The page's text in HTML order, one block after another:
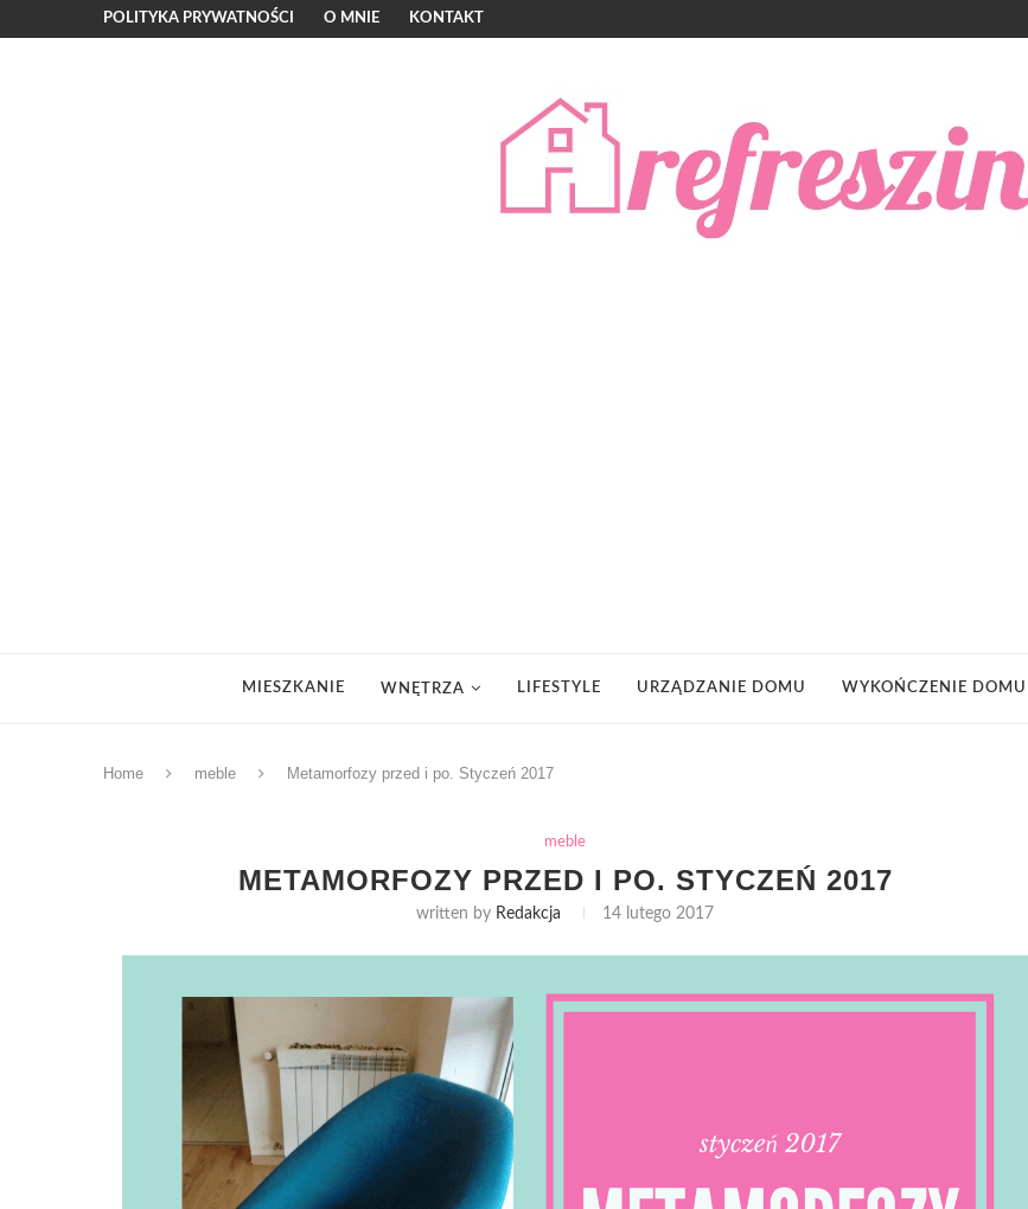
POLITYKA PRYWATNOŚCI O MNIE KONTAKT
MIESZKANIE WNĘTRZA LIFESTYLE URZĄDZANIE DOMU WYKOŃCZENIE DOMU
Home meble Metamorfozy przed i po. Styczeń 2017
meble
METAMORFOZY PRZED I PO. STYCZEŃ 2017
written by Redakcja 14 lutego 2017